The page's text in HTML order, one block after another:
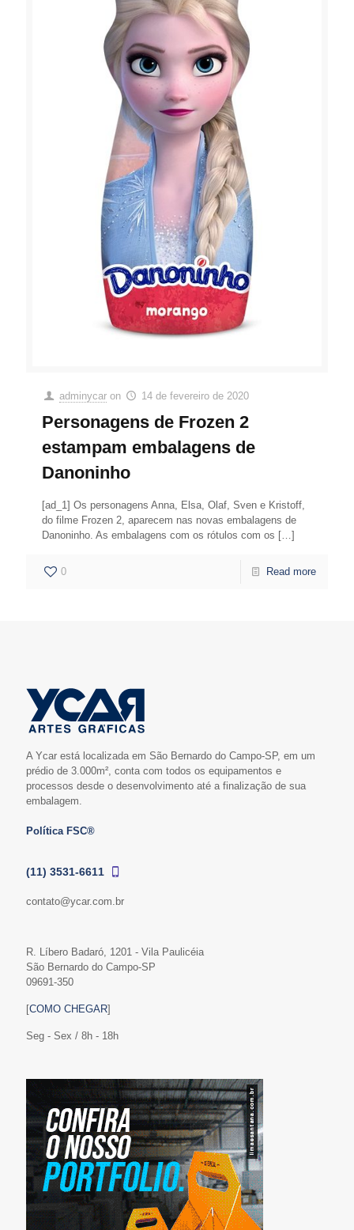
adminycar on 14 de fevereiro de 2020
Personagens de Frozen 2
estampam embalagens de
Danoninho
[ad_1] Os personagens Anna, Elsa, Olaf, Sven e Kristoff,
do filme Frozen 2, aparecem nas novas embalagens de
Danoninho. As embalagens com os rótulos com os […]
0 Read more
A Ycar está localizada em São Bernardo do Campo-SP, em um
prédio de 3.000m², conta com todos os equipamentos e
processos desde o desenvolvimento até a finalização de sua
embalagem.
Política FSC®
(11) 3531-6611
contato@ycar.com.br
R. Líbero Badaró, 1201 - Vila Paulicéia
São Bernardo do Campo-SP
09691-350
[COMO CHEGAR]
Seg - Sex / 8h - 18h